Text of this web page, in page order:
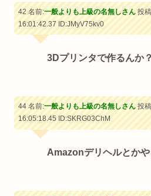
42 名前:一般よりも上級の名無しさん投
16:01:42.37ID:JMyV75kv0
3Dプリンタで作るんか？
44 名前:一般よりも上級の名無しさん投
16:05:18.45ID:SKRG03ChM
Amazonデリヘルとか